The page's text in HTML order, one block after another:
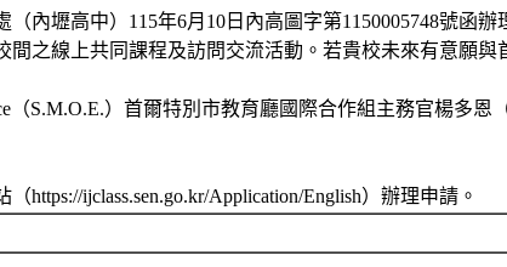
內壢高中）115年6月10日內高圖字第1150005748號函辦
之線上共同課程及訪問交流活動。若貴校未來有意願
（S.M.O.E.）首爾特別市教育廳國際合作組主務官楊多恩
ijclass.sen.go.kr/Application/English）辦理申請。